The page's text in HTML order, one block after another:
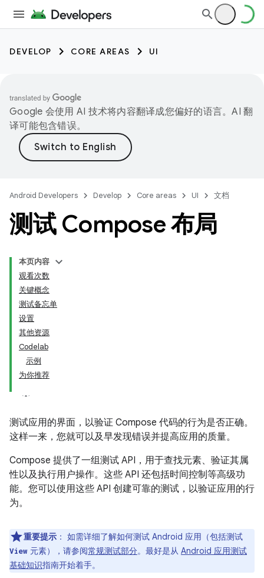
DEVELOP CORE AREAS UI
Google 会使用 AI 技术将内容翻译成您偏好的语言。AI 翻
译可能包含错误。
Android Developers Develop Core areas UI 文档
测试 Compose 布局
本页内容
观看次数
关键概念
测试备忘单
设置
其他资源
Codelab
示例
为你推荐
测试应用的界面，以验证 Compose 代码的行为是否正确。
这样一来，您就可以及早发现错误并提高应用的质量。
Compose 提供了一组测试 API，用于查找元素、验证其属
性以及执行用户操作。这些 API 还包括时间控制等高级功
能。您可以使用这些 API 创建可靠的测试，以验证应用的行
为。
重要提示 ： 如需详细了解如何测试 Android 应用（包括测试
View 元素），请参阅常规测试部分。最好是从 Android 应用测试
基础知识指南开始着手。